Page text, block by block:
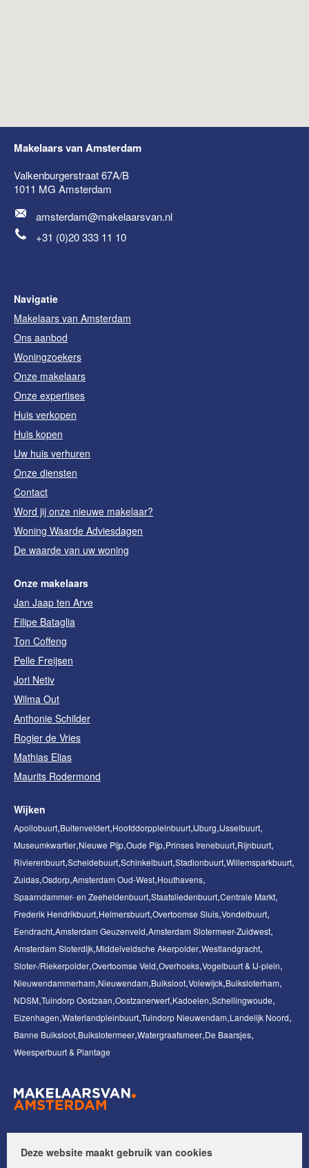
Makelaars van Amsterdam
Valkenburgerstraat 67A/B
1011 MG Amsterdam
amsterdam@makelaarsvan.nl
+31 (0)20 333 11 10
Navigatie
Makelaars van Amsterdam
Ons aanbod
Woningzoekers
Onze makelaars
Onze expertises
Huis verkopen
Huis kopen
Uw huis verhuren
Onze diensten
Contact
Word jij onze nieuwe makelaar?
Woning Waarde Adviesdagen
De waarde van uw woning
Onze makelaars
Jan Jaap ten Arve
Filipe Bataglia
Ton Coffeng
Pelle Freijsen
Jori Netiv
Wilma Out
Anthonie Schilder
Rogier de Vries
Mathias Elias
Maurits Rodermond
Wijken
Apollobuurt Buitenveldert Hoofddorppleinbuurt IJburg IJsselbuurt
Museumkwartier Nieuwe Pijp Oude Pijp Prinses Irenebuurt Rijnbuurt
Rivierenbuurt Scheldebuurt Schinkelbuurt Stadionbuurt Willemsparkbuurt
Zuidas Osdorp Amsterdam Oud-West Houthavens
Spaarndammer- en Zeeheldenbuurt Staatsliedenbuurt Centrale Markt
Frederik Hendrikbuurt Helmersbuurt Overtoomse Sluis Vondelbuurt
Eendracht Amsterdam Geuzenveld Amsterdam Slotermeer-Zuidwest
Amsterdam Sloterdijk Middelveldsche Akerpolder Westlandgracht
Sloter-/Riekerpolder Overtoomse Veld Overhoeks Vogelbuurt & IJ-plein
Nieuwendammerham Nieuwendam Buiksloot Volewijck Buiksloterham
NDSM Tuindorp Oostzaan Oostzanerwerf Kadoelen Schellingwoude
Elzenhagen Waterlandpleinbuurt Tuindorp Nieuwendam Landelijk Noord
Banne Buiksloot Buikslotermeer Watergraafsmeer De Baarsjes
Weesperbuurt & Plantage
Volg ons op:
Deze website maakt gebruik van cookies